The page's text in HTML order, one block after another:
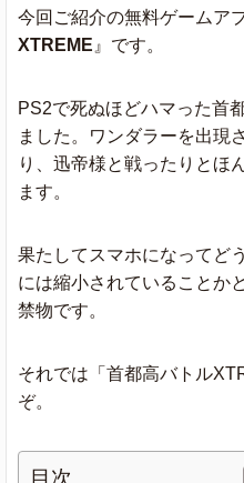
今回ご紹介の無料ゲームア
XTREME 』です。
PS2で死ぬほどハマった首
ました。ワンダラーを出現
り、迅帝様と戦ったりとほ
ます。
果たしてスマホになってど
には縮小されていることか
禁物です。
それでは「首都高バトル
ぞ。
目次